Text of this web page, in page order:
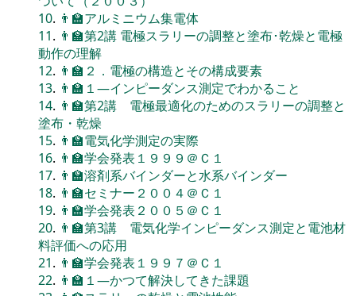
10. 👨‍🏫アルミニウム集電体
11. 👨‍🏫第2講 電極スラリーの調整と塗布･乾燥と電極
動作の理解
12. 👨‍🏫２．電極の構造とその構成要素
13. 👨‍🏫１―インピーダンス測定でわかること
14. 👨‍🏫第2講 電極最適化のためのスラリーの調整と
塗布・乾燥
15. 👨‍🏫電気化学測定の実際
16. 👨‍🏫学会発表１９９９＠Ｃ１
17. 👨‍🏫溶剤系バインダーと水系バインダー
18. 👨‍🏫セミナー２００４＠Ｃ１
19. 👨‍🏫学会発表２００５＠Ｃ１
20. 👨‍🏫第3講 電気化学インピーダンス測定と電池材
料評価への応用
21. 👨‍🏫学会発表１９９７＠Ｃ１
22. 👨‍🏫１―かつて解決してきた課題